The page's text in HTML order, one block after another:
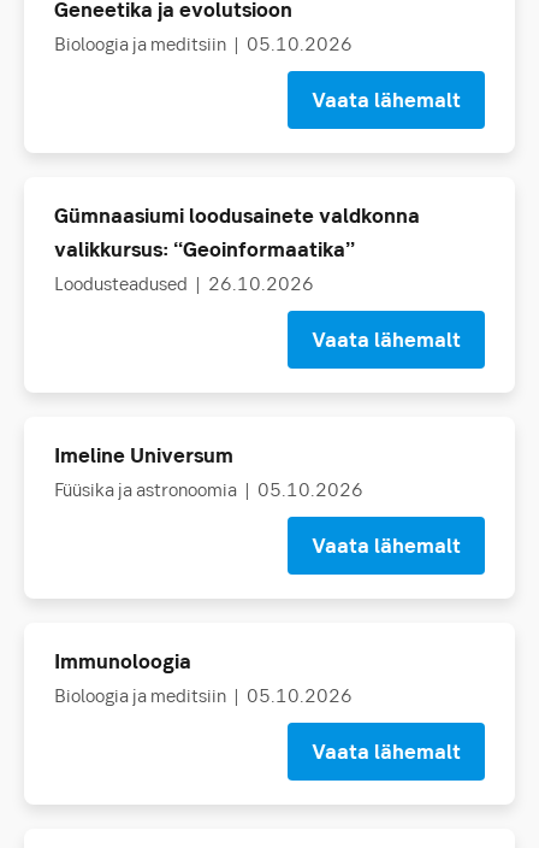
Geneetika ja evolutsioon
Bioloogia ja meditsiin | 05.10.2026
Vaata lähemalt
Gümnaasiumi loodusainete valdkonna
valikkursus: “Geoinformaatika”
Loodusteadused | 26.10.2026
Vaata lähemalt
Imeline Universum
Füüsika ja astronoomia | 05.10.2026
Vaata lähemalt
Immunoloogia
Bioloogia ja meditsiin | 05.10.2026
Vaata lähemalt